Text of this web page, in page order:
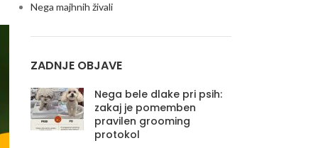
Nega majhnih živali
ZADNJE OBJAVE
Nega bele dlake pri psih:
zakaj je pomemben
pravilen grooming
protokol